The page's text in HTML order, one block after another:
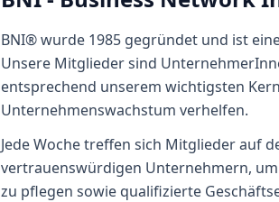
BNI® wurde 1985 gegründet und ist
Unsere Mitglieder sind
entsprechend unserem wichtigsten
Unternehmenswachstum verhelfen.
Jede Woche treffen sich Mitglieder auf
vertrauenswürdigen Unternehmern,
zu pflegen sowie qualifizierte